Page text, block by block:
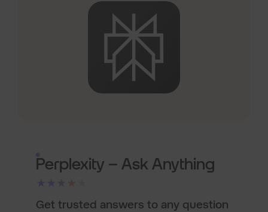
Perplexity – Ask Anything
Get trusted answers to any question